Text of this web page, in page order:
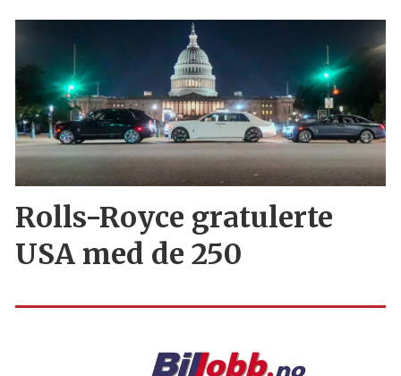
Rolls-Royce gratulerte
USA med de 250